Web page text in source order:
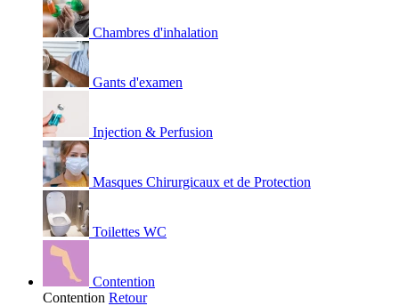
Chambres d'inhalation
Gants d'examen
Injection & Perfusion
Masques Chirurgicaux et de Protection
Toilettes WC
Contention
Contention Retour